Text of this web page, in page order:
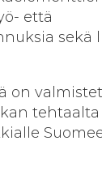
että
sekä
on